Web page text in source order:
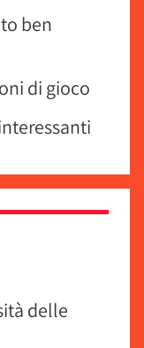
ben
di gioco
delle